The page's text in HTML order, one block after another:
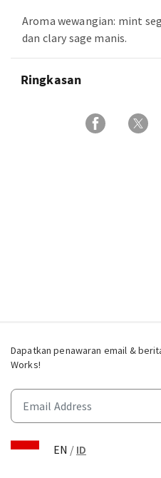
Aroma wewangian: mint
dan clary sage manis.
Ringkasan
Dapatkan penawaran email &
Works!
EN / ID